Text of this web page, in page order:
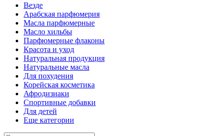
Везде
Арабская парфюмерия
Масла парфюмерные
Масло хильбы
Парфюмерные флаконы
Красота и уход
Натуральная продукция
Натуральные масла
Для похудения
Корейская косметика
Афродизиаки
Спортивные добавки
Для детей
Еще категории